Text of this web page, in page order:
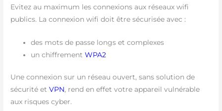
Evitez au maximum les connexions aux réseaux wifi
publics. La connexion wifi doit être sécurisée avec :
des mots de passe longs et complexes
un chiffrementWPA2
Une connexion sur un réseau ouvert, sans solution de
sécurité etVPN, rend en effet votre appareil vulnérable
aux risques cyber.